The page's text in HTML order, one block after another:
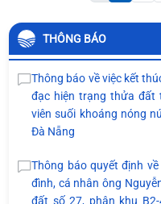
THÔNG BÁO
Thông báo về việc kết
đạc hiện trạng thửa đất
viên suối khoáng nóng
Đà Nẵng
Thông báo quyết định
đình, cá nhân ông
đất số 27, phân khu